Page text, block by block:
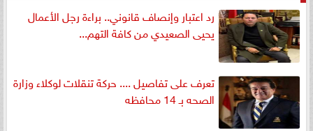
رد اعتبار وإنصاف قانوني.. براءة رجل الأعمال
يحيى الصعيدي من كافة التهم...
تعرف على تفاصيل .... حركة تنقلات لوكلاء وزارة
الصحه بـ 14 محافظه